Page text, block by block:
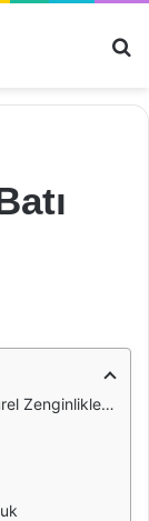
Buluşma Noktası